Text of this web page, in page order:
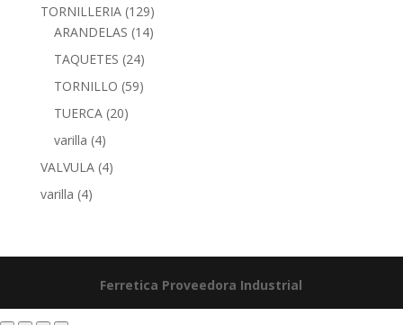
TORNILLERIA (129)
ARANDELAS (14)
TAQUETES (24)
TORNILLO (59)
TUERCA (20)
varilla (4)
VALVULA (4)
varilla (4)
Ferretica Proveedora Industrial